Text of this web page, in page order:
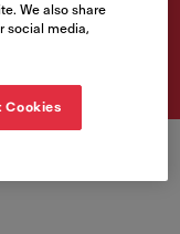
chez
We also share
social media,
Cookies